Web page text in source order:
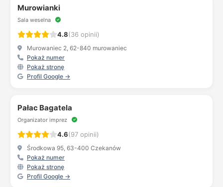
Murowianki
Sala weselna
4.8(36 opinii)
Murowaniec 2, 62-840 murowaniec
Pokaż numer
Pokaż stronę
Profil Google →
Pałac Bagatela
Organizator imprez
4.6(97 opinii)
Środkowa 95, 63-400 Czekanów
Pokaż numer
Pokaż stronę
Profil Google →